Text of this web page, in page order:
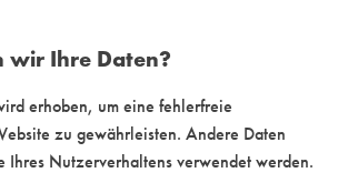
wir Ihre Daten?
erhoben, um eine fehlerfreie
zu gewährleisten. Andere Daten
Ihres Nutzerverhaltens verwendet werden.